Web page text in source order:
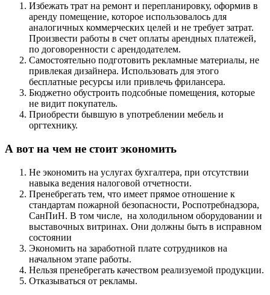
Избежать трат на ремонт и перепланировку, оформив в
аренду помещение, которое использовалось для
аналогичных коммерческих целей и не требует затрат.
Произвести работы в счет оплаты арендных платежей,
по договоренности с арендодателем.
Самостоятельно подготовить рекламные материалы, не
привлекая дизайнера. Использовать для этого
бесплатные ресурсы или привлечь фрилансера.
Бюджетно обустроить подсобные помещения, которые
не видит покупатель.
Приобрести бывшую в употреблении мебель и
оргтехнику.
А вот на чем не стоит экономить
Не экономить на услугах бухгалтера, при отсутствии
навыка ведения налоговой отчетности.
Пренебрегать тем, что имеет прямое отношение к
стандартам пожарной безопасности, Роспотребнадзора,
СанПиН. В том числе, на холодильном оборудовании и
выставочных витринах. Они должны быть в исправном
состоянии
Экономить на заработной плате сотрудников на
начальном этапе работы.
Нельзя пренебрегать качеством реализуемой продукции.
Отказываться от рекламы.